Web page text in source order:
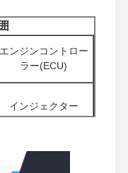
エンジンコントロー
ラー(ECU)
インジェクター
掘削機の油圧ポンプ